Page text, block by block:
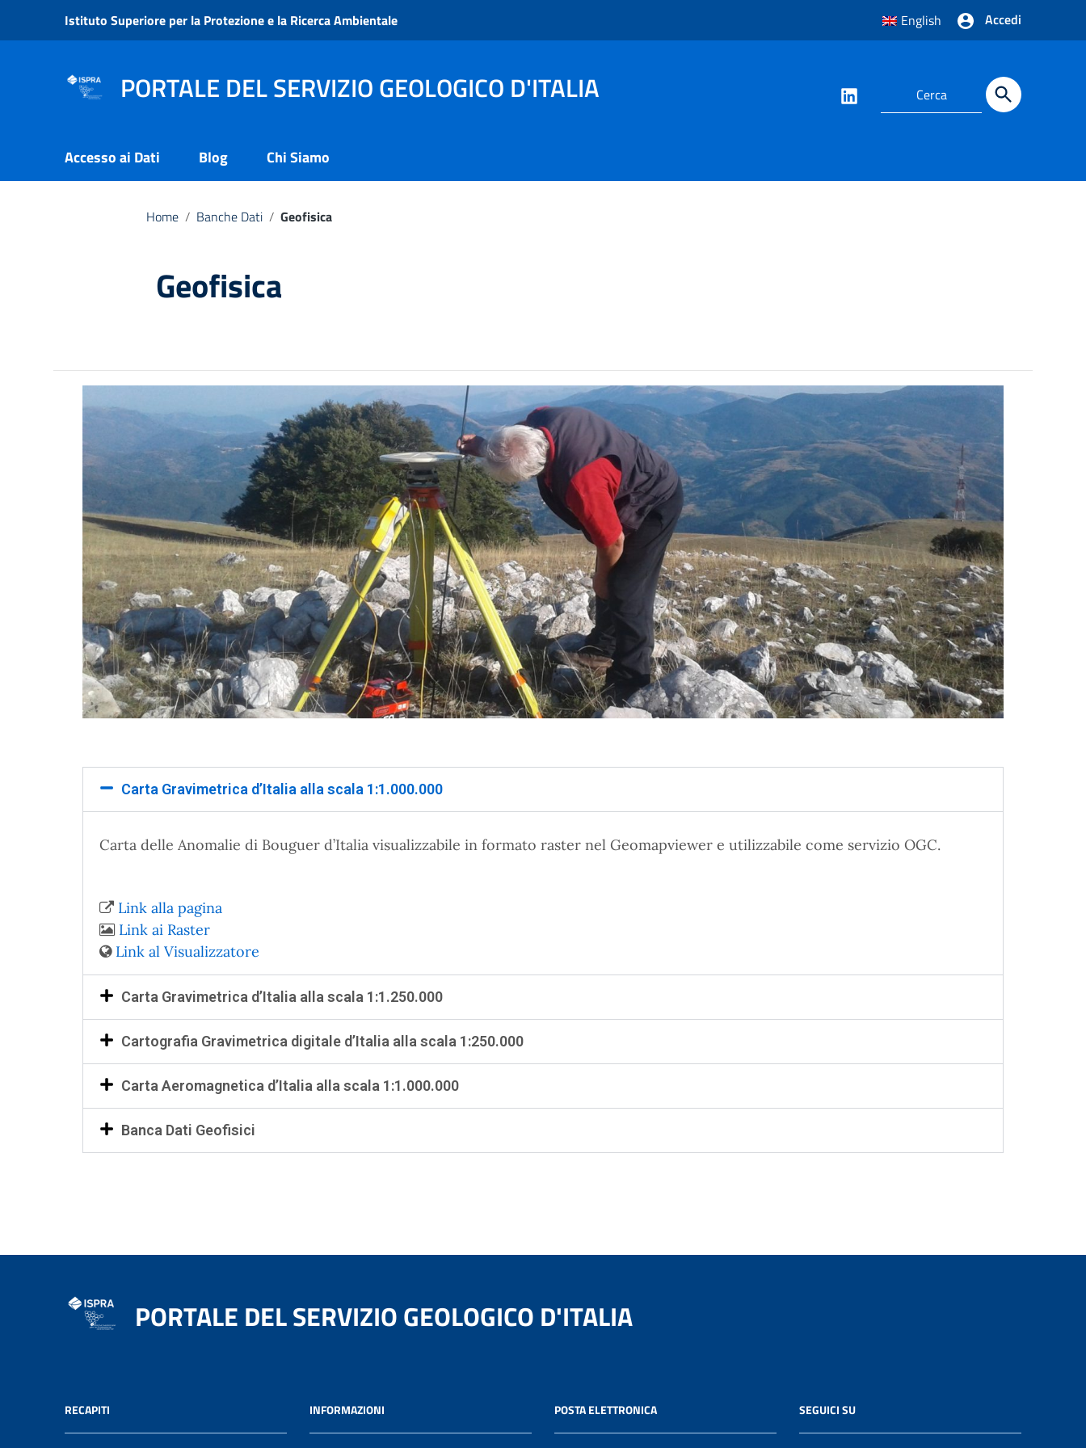
Vai ai contenuti
Vai al menu di navigazione
Istituto Superiore per la Protezione e la Ricerca Ambientale English Accedi
PORTALE DEL SERVIZIO GEOLOGICO D'ITALIA
Accesso ai Dati Blog Chi Siamo
Home / Banche Dati / Geofisica
Geofisica
Carta Gravimetrica d’Italia alla scala 1:1.000.000
Carta delle Anomalie di Bouguer d’Italia visualizzabile in formato raster nel Geomapviewer e utilizzabile come servizio OGC.
Link alla pagina
Link ai Raster
Link al Visualizzatore
Carta Gravimetrica d’Italia alla scala 1:1.250.000
Cartografia Gravimetrica digitale d’Italia alla scala 1:250.000
Carta Aeromagnetica d’Italia alla scala 1:1.000.000
Banca Dati Geofisici
PORTALE DEL SERVIZIO GEOLOGICO D'ITALIA
RECAPITI INFORMAZIONI POSTA ELETTRONICA SEGUICI SU